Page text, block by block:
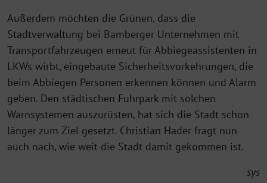
Außerdem möchten die Grünen, dass die
Stadtverwaltung bei Bamberger Unternehmen mit
Transportfahrzeugen erneut für Abbiegeassistenten in
LKWs wirbt, eingebaute Sicherheitsvorkehrungen, die
beim Abbiegen Personen erkennen können und Alarm
geben. Den städtischen Fuhrpark mit solchen
Warnsystemen auszurüsten, hat sich die Stadt schon
länger zum Ziel gesetzt. Christian Hader fragt nun
auch nach, wie weit die Stadt damit gekommen ist.
sys